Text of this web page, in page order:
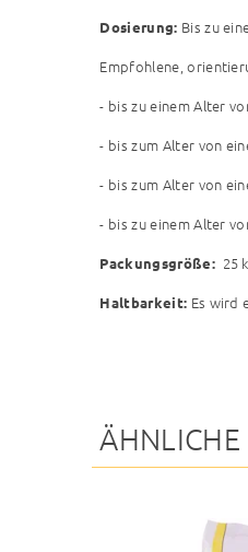
Dosierung: Bis zu
Empfohlene,
- bis zu einem Alter
- bis zum Alter von
- bis zum Alter von
- bis zu einem Alter
Packungsgröße: 25
Haltbarkeit: Es wird